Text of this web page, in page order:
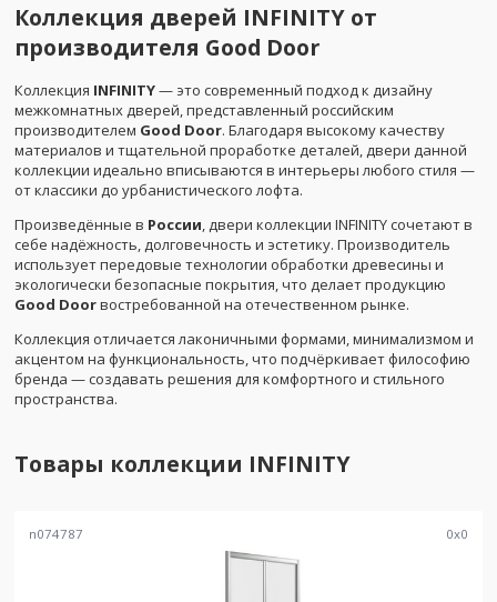
Коллекция дверей INFINITY от
производителя Good Door
Коллекция INFINITY— это современный подход к дизайну
межкомнатных дверей, представленный российским
производителем Good Door. Благодаря высокому качеству
материалов и тщательной проработке деталей, двери данной
коллекции идеально вписываются в интерьеры любого стиля —
от классики до урбанистического лофта.
Произведённые в России, двери коллекции INFINITY сочетают в
себе надёжность, долговечность и эстетику. Производитель
использует передовые технологии обработки древесины и
экологически безопасные покрытия, что делает продукцию
Good Doorвостребованной на отечественном рынке.
Коллекция отличается лаконичными формами, минимализмом и
акцентом на функциональность, что подчёркивает философию
бренда — создавать решения для комфортного и стильного
пространства.
Товары коллекции INFINITY
n074787 0x0